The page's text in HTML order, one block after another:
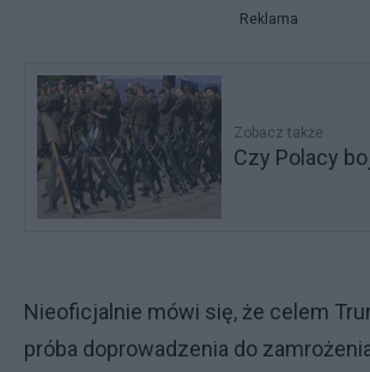
Reklama
Zobacz także
Czy Polacy
Nieoficjalnie mówi się, że celem
próba doprowadzenia do